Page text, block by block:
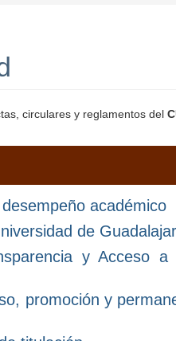
circulares y reglamentos del
académico
de
y Acceso
promoción y